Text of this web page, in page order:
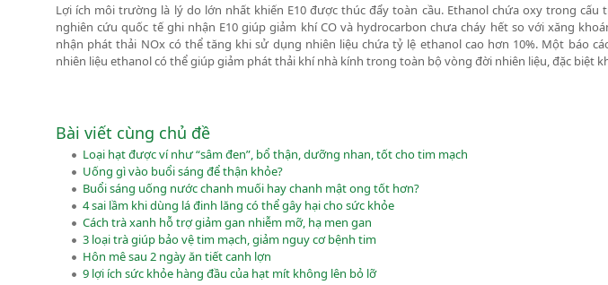
Lợi ích môi trường là lý do lớn nhất khiến E10 được thúc đẩy toàn cầu. Ethanol chứa oxy trong
nghiên cứu quốc tế ghi nhận E10 giúp giảm khí CO và hydrocarbon chưa cháy hết so với xăng
nhận phát thải NOx có thể tăng khi sử dụng nhiên liệu chứa tỷ lệ ethanol cao hơn 10%. Một báo
nhiên liệu ethanol có thể giúp giảm phát thải khí nhà kính trong toàn bộ vòng đời nhiên liệu, đặc biệt
Bài viết cùng chủ đề
Loại hạt được ví như “sâm đen”, bổ thận, dưỡng nhan, tốt cho tim mạch
Uống gì vào buổi sáng để thận khỏe?
Buổi sáng uống nước chanh muối hay chanh mật ong tốt hơn?
4 sai lầm khi dùng lá đinh lăng có thể gây hại cho sức khỏe
Cách trà xanh hỗ trợ giảm gan nhiễm mỡ, hạ men gan
3 loại trà giúp bảo vệ tim mạch, giảm nguy cơ bệnh tim
Hôn mê sau 2 ngày ăn tiết canh lợn
9 lợi ích sức khỏe hàng đầu của hạt mít không lên bỏ lỡ